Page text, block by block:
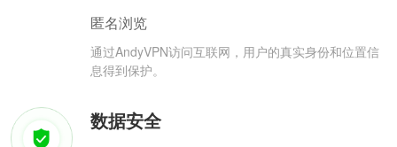
匿名浏览
通过AndyVPN访问互联网，用户的真实身份和位置信
息得到保护。
数据安全